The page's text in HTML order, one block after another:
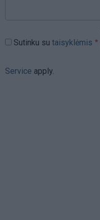
Sutinku su taisyklėmis
Service apply.